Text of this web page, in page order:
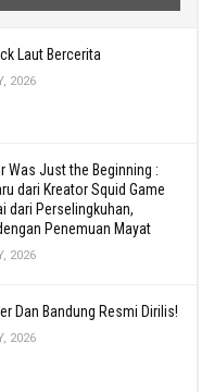
Laut Bercerita
2026
Was Just the Beginning :
dari Kreator Squid Game
dari Perselingkuhan,
Penemuan Mayat
2026
Dan Bandung Resmi Dirilis!
2026